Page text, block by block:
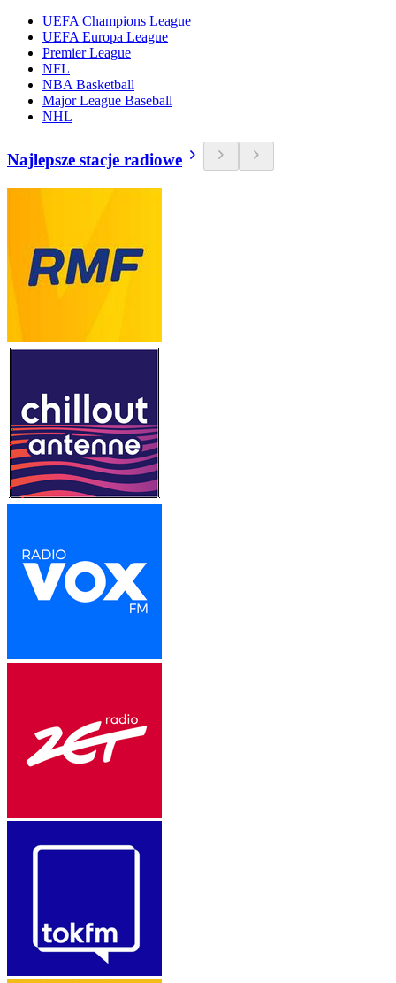
UEFA Champions League
UEFA Europa League
Premier League
NFL
NBA Basketball
Major League Baseball
NHL
Najlepsze stacje radiowe